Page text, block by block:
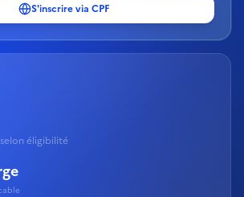
S'inscrire via CPF
éligibilité